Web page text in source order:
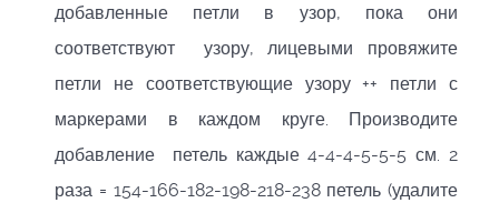
добавленные петли в узор, пока они
соответствуют узору, лицевыми провяжите
петли не соответствующие узору ++ петли с
маркерами в каждом круге. Производите
добавление петель каждые 4-4-4-5-5-5 см. 2
раза = 154-166-182-198-218-238 петель (удалите